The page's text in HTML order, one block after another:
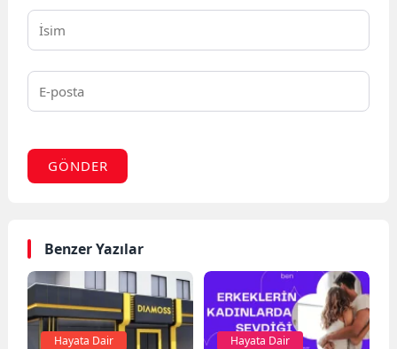
GÖNDER
Benzer Yazılar
Hayata Dair Hayata Dair